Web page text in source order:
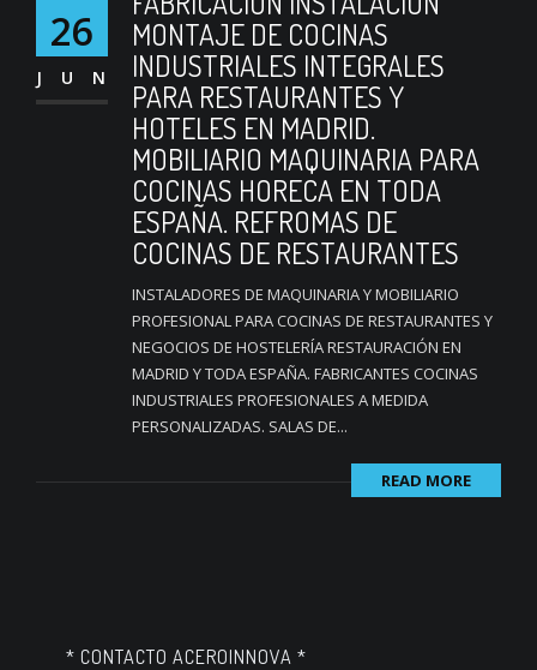
26
JUN
MONTAJE DE COCINAS
INDUSTRIALES INTEGRALES
PARA RESTAURANTES Y
HOTELES EN MADRID.
MOBILIARIO MAQUINARIA PARA
COCINAS HORECA EN TODA
ESPAÑA. REFROMAS DE
COCINAS DE RESTAURANTES
INSTALADORES DE MAQUINARIA Y MOBILIARIO
PROFESIONAL PARA COCINAS DE RESTAURANTES Y
NEGOCIOS DE HOSTELERÍA RESTAURACIÓN EN
MADRID Y TODA ESPAÑA. FABRICANTES COCINAS
INDUSTRIALES PROFESIONALES A MEDIDA
PERSONALIZADAS. SALAS DE...
READ MORE
* CONTACTO ACEROINNOVA *